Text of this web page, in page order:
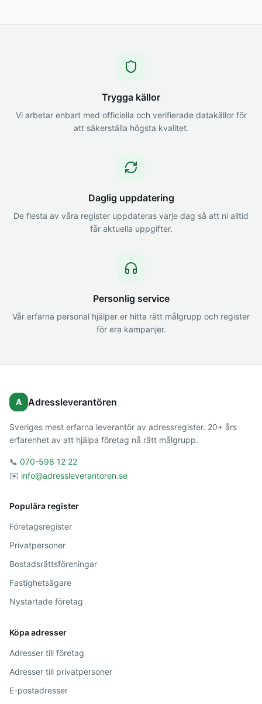
Trygga källor
Vi arbetar enbart med officiella och verifierade datakällor för
att säkerställa högsta kvalitet.
Daglig uppdatering
De flesta av våra register uppdateras varje dag så att ni alltid
får aktuella uppgifter.
Personlig service
Vår erfarna personal hjälper er hitta rätt målgrupp och register
för era kampanjer.
A Adressleverantören
Sveriges mest erfarna leverantör av adressregister. 20+ års
erfarenhet av att hjälpa företag nå rätt målgrupp.
📞 070-598 12 22
✉️ info@adressleverantoren.se
Populära register
Företagsregister
Privatpersoner
Bostadsrättsföreningar
Fastighetsägare
Nystartade företag
Köpa adresser
Adresser till företag
Adresser till privatpersoner
E-postadresser